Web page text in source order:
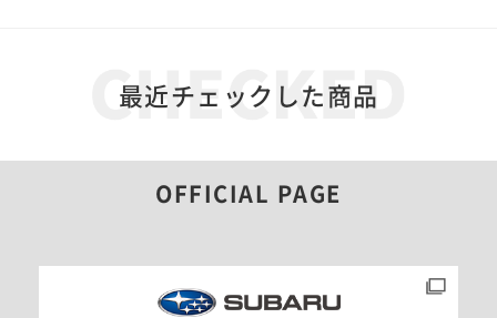
最近チェックした商品
OFFICIAL PAGE